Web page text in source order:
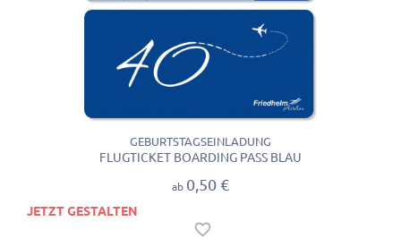
GEBURTSTAGSEINLADUNG
FLUGTICKET BOARDING PASS BLAU
ab 0,50 €
JETZT GESTALTEN